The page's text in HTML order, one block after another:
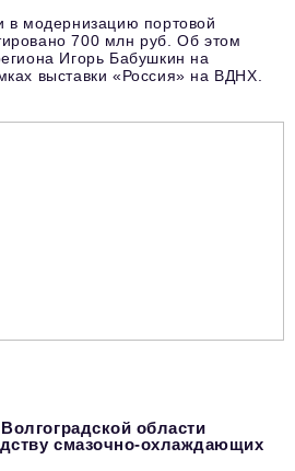
в модернизацию портовой
700 млн руб. Об этом
Игорь Бабушкин на
выставки «Россия» на ВДНХ.
области
смазочно-охлаждающих